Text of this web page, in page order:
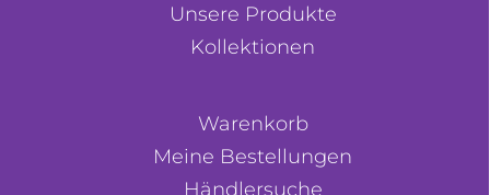
Unsere Produkte
Kollektionen
Warenkorb
Meine Bestellungen
Händlersuche